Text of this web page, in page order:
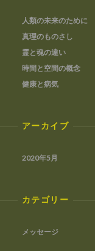
人類の未来のために
真理のものさし
霊と魂の違い
時間と空間の概念
健康と病気
アーカイブ
2020年5月
カテゴリー
メッセージ